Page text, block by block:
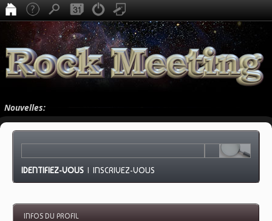
Nouvelles:
IDENTIFIEZ-VOUS |INSCRIVEZ-VOUS
INFOS DU PROFIL